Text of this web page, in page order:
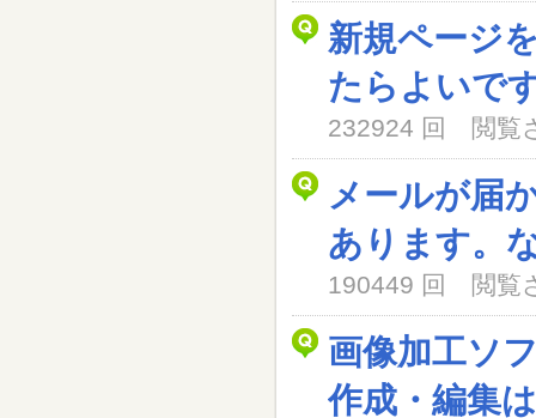
新規ページ
たらよいで
232924 回 閲覧
メールが届
あります。
190449 回 閲覧
画像加工ソ
作成・編集